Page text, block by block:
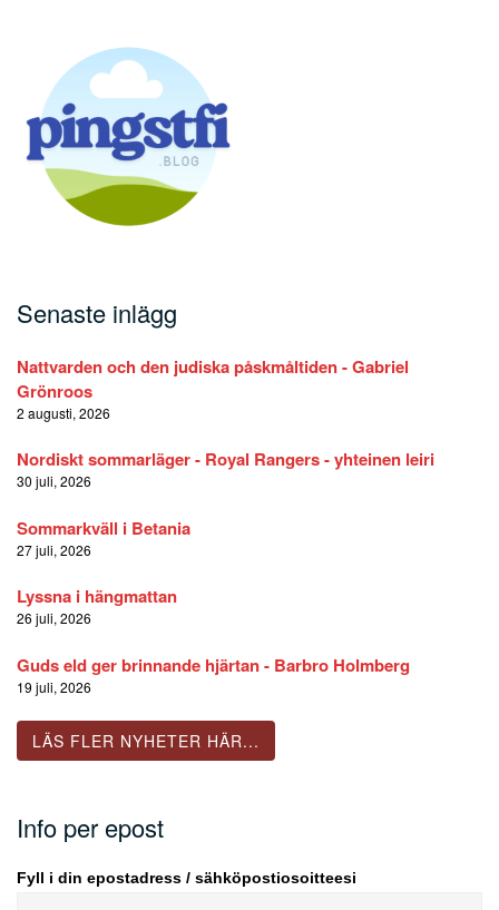
Senaste inlägg
Nattvarden och den judiska påskmåltiden - Gabriel
Grönroos
2 augusti, 2026
Nordiskt sommarläger - Royal Rangers - yhteinen leiri
30 juli, 2026
Sommarkväll i Betania
27 juli, 2026
Lyssna i hängmattan
26 juli, 2026
Guds eld ger brinnande hjärtan - Barbro Holmberg
19 juli, 2026
LÄS FLER NYHETER HÄR...
Info per epost
Fyll i din epostadress / sähköpostiosoitteesi